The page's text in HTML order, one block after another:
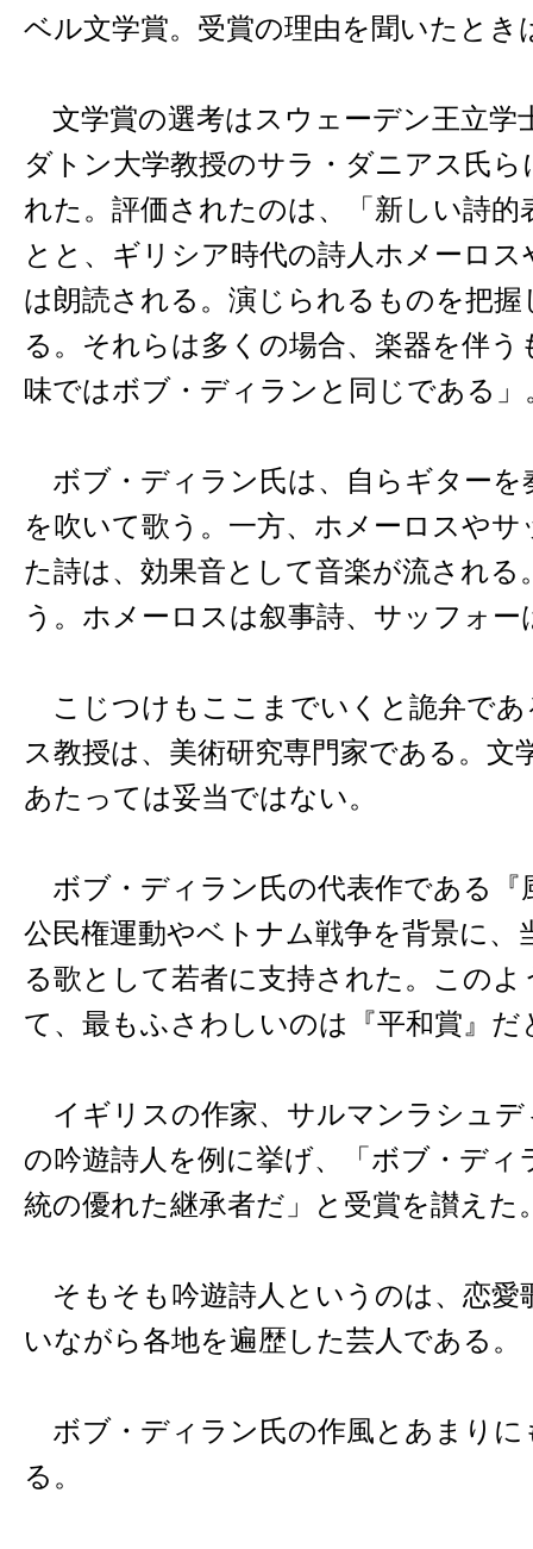
ベル文学賞。受賞の理由を聞いたとき
文学賞の選考はスウェーデン王立学
ダトン大学教授のサラ・ダニアス氏
れた。評価されたのは、「新しい詩的
とと、ギリシア時代の詩人ホメーロ
は朗読される。演じられるものを把
る。それらは多くの場合、楽器を伴
味ではボブ・ディランと同じである」
ボブ・ディラン氏は、自らギターを
を吹いて歌う。一方、ホメーロスや
た詩は、効果音として音楽が流される
う。ホメーロスは叙事詩、サッフォー
こじつけもここまでいくと詭弁であ
ス教授は、美術研究専門家である。文
あたっては妥当ではない。
ボブ・ディラン氏の代表作である『
公民権運動やベトナム戦争を背景に、
る歌として若者に支持された。この
て、最もふさわしいのは『平和賞』だ
イギリスの作家、サルマンラシュデ
の吟遊詩人を例に挙げ、「ボブ・ディ
統の優れた継承者だ」と受賞を讃えた
そもそも吟遊詩人というのは、恋愛
いながら各地を遍歴した芸人である。
ボブ・ディラン氏の作風とあまりに
る。